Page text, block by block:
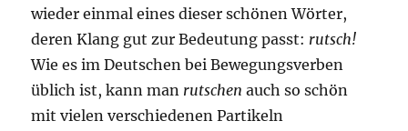
wieder einmal eines dieser schönen Wörter,
deren Klang gut zur Bedeutung passt: rutsch!
Wie es im Deutschen bei Bewegungsverben
üblich ist, kann man rutschen auch so schön
mit vielen verschiedenen Partikeln